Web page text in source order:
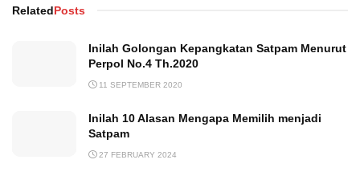
RelatedPosts
Inilah Golongan Kepangkatan Satpam Menurut
Perpol No.4 Th.2020
11 SEPTEMBER 2020
Inilah 10 Alasan Mengapa Memilih menjadi
Satpam
27 FEBRUARY 2024